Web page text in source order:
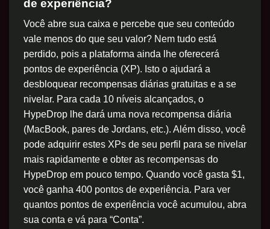
de experiência?
Você abre sua caixa e percebe que seu conteúdo
vale menos do que seu valor? Nem tudo está
perdido, pois a plataforma ainda lhe oferecerá
pontos de experiência (XP). Isto o ajudará a
desbloquear recompensas diárias gratuitas e a se
nivelar. Para cada 10 níveis alcançados, o
HypeDrop lhe dará uma nova recompensa diária
(MacBook, pares de Jordans, etc.). Além disso, você
pode adquirir estes XPs de seu perfil para se nivelar
mais rapidamente e obter as recompensas do
HypeDrop em pouco tempo. Quando você gasta $1,
você ganha 400 pontos de experiência. Para ver
quantos pontos de experiência você acumulou, abra
sua conta e vá para “Conta”.